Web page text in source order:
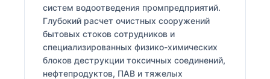
систем водоотведения промпредприятий.
Глубокий расчет очистных сооружений
бытовых стоков сотрудников и
специализированных физико-химических
блоков деструкции токсичных соединений,
нефтепродуктов, ПАВ и тяжелых